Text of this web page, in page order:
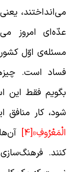
امروز
اوّل
است.
فقط این
کار منافق
[4]
آن‌ها